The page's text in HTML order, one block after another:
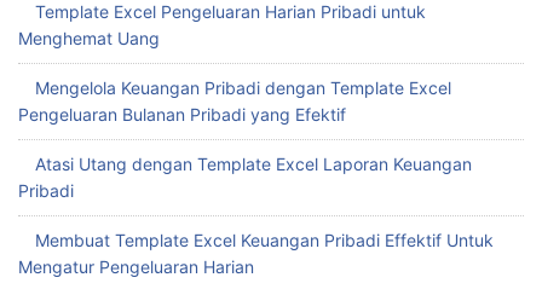
Template Excel Pengeluaran Harian Pribadi untuk
Menghemat Uang
Mengelola Keuangan Pribadi dengan Template Excel
Pengeluaran Bulanan Pribadi yang Efektif
Atasi Utang dengan Template Excel Laporan Keuangan
Pribadi
Membuat Template Excel Keuangan Pribadi Effektif Untuk
Mengatur Pengeluaran Harian